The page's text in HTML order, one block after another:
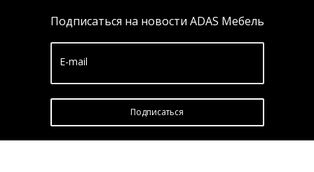
Подписаться на новости ADAS Мебель
E-mail
Подписатьcя